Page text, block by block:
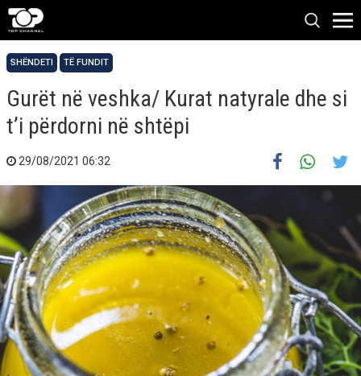
SHËNDETI TË FUNDIT
Gurët në veshka/ Kurat natyrale dhe si
t’i përdorni në shtëpi
29/08/2021 06:32